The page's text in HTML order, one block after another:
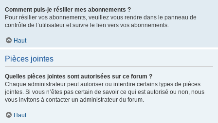
Comment puis-je résilier mes abonnements ?
Pour résilier vos abonnements, veuillez vous rendre dans le panneau de
contrôle de l’utilisateur et suivre le lien vers vos abonnements.
Haut
Pièces jointes
Quelles pièces jointes sont autorisées sur ce forum ?
Chaque administrateur peut autoriser ou interdire certains types de pièces
jointes. Si vous n’êtes pas certain de savoir ce qui est autorisé ou non, nous
vous invitons à contacter un administrateur du forum.
Haut